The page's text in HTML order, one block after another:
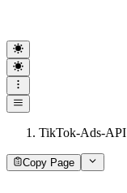
TikTok-Ads-API
Copy Page